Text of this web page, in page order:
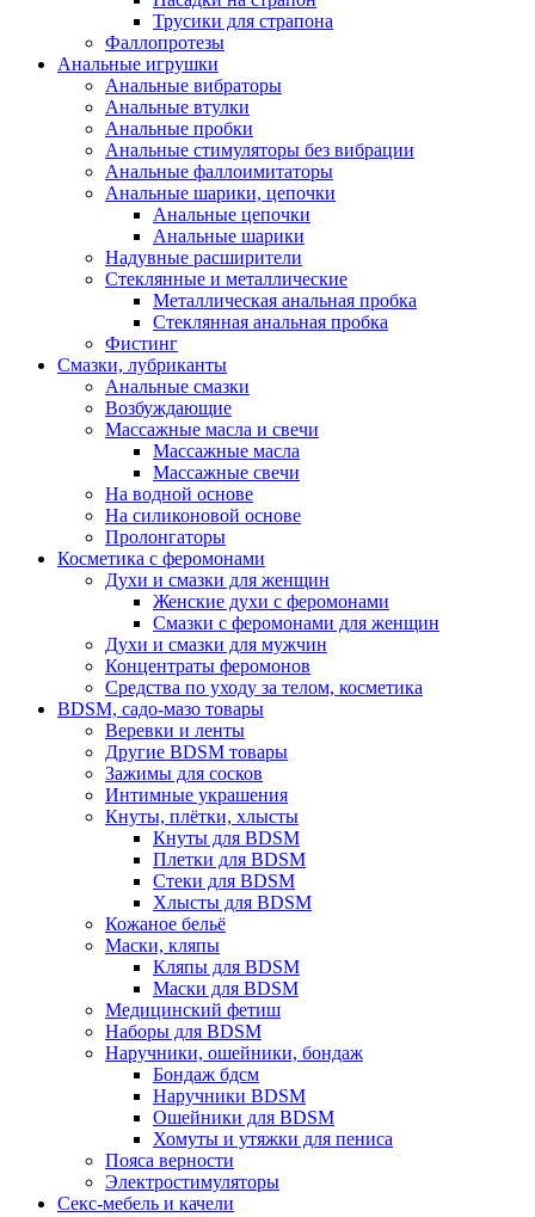
Трусики для страпона
Фаллопротезы
Анальные игрушки
Анальные вибраторы
Анальные втулки
Анальные пробки
Анальные стимуляторы без вибрации
Анальные фаллоимитаторы
Анальные шарики, цепочки
Анальные цепочки
Анальные шарики
Надувные расширители
Стеклянные и металлические
Металлическая анальная пробка
Стеклянная анальная пробка
Фистинг
Смазки, лубриканты
Анальные смазки
Возбуждающие
Массажные масла и свечи
Массажные масла
Массажные свечи
На водной основе
На силиконовой основе
Пролонгаторы
Косметика с феромонами
Духи и смазки для женщин
Женские духи с феромонами
Смазки с феромонами для женщин
Духи и смазки для мужчин
Концентраты феромонов
Средства по уходу за телом, косметика
BDSM, садо-мазо товары
Веревки и ленты
Другие BDSM товары
Зажимы для сосков
Интимные украшения
Кнуты, плётки, хлысты
Кнуты для BDSM
Плетки для BDSM
Стеки для BDSM
Хлысты для BDSM
Кожаное бельё
Маски, кляпы
Кляпы для BDSM
Маски для BDSM
Медицинский фетиш
Наборы для BDSM
Наручники, ошейники, бондаж
Бондаж бдсм
Наручники BDSM
Ошейники для BDSM
Хомуты и утяжки для пениса
Пояса верности
Электростимуляторы
Секс-мебель и качели